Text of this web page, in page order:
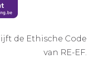
de Ethische Code
van RE-EF.